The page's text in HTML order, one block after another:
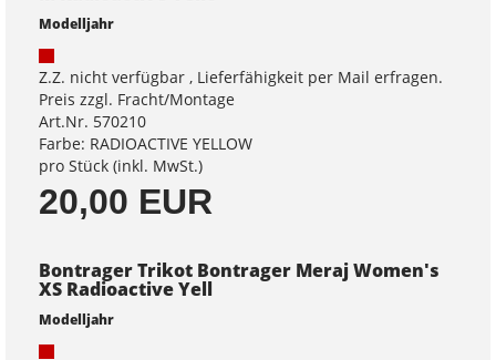
Modelljahr
Z.Z. nicht verfügbar , Lieferfähigkeit per Mail erfragen.
Preis zzgl. Fracht/Montage
Art.Nr. 570210
Farbe: RADIOACTIVE YELLOW
pro Stück (inkl. MwSt.)
20,00 EUR
Bontrager Trikot Bontrager Meraj Women's
XS Radioactive Yell
Modelljahr